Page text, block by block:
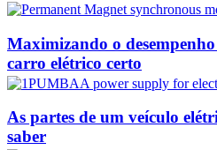
Maximizando o
carro elétrico certo
As partes de um veículo
saber